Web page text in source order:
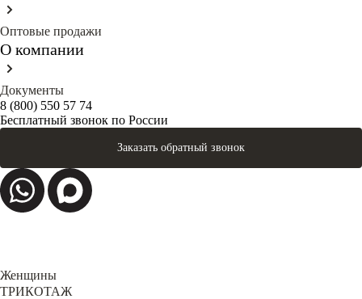
Оптовые продажи
О компании
Документы
8 (800) 550 57 74
Бесплатный звонок по России
Заказать обратный звонок
Женщины
ТРИКОТАЖ